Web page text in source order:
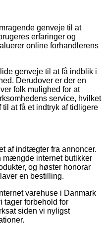
genveje til at
erfaringer og
online forhandlerens
genveje til at få indblik i
Derudover er der en
folk mulighed for at
service, hvilket
at få et indtryk af tidligere
af indtægter fra annoncer.
mængde internet butikker
og høster honorar
en bestilling.
varehuse i Danmark
tager forbehold for
siden vi nyligst